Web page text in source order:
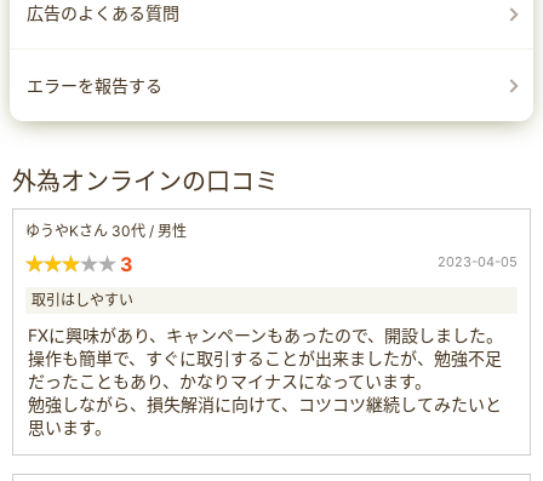
広告のよくある質問
エラーを報告する
外為オンラインの口コミ
ゆうやKさん 30代 / 男性
3 2023-04-05
取引はしやすい
FXに興味があり、キャンペーンもあったので、開設しました。
操作も簡単で、すぐに取引することが出来ましたが、勉強不足
だったこともあり、かなりマイナスになっています。
勉強しながら、損失解消に向けて、コツコツ継続してみたいと
思います。